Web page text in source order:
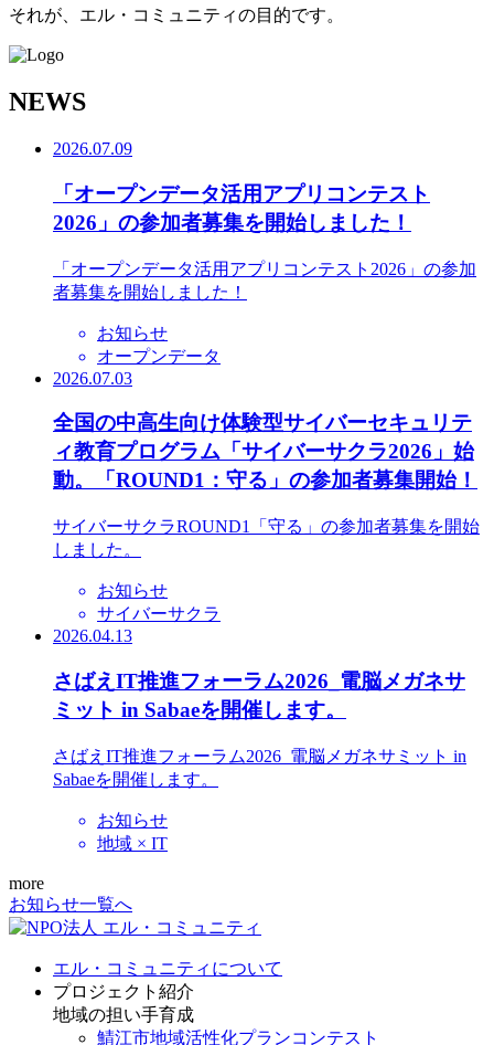
それが、エル・コミュニティの目的です。
NEWS
2026.07.09
「オープンデータ活用アプリコンテスト
2026」の参加者募集を開始しました！
「オープンデータ活用アプリコンテスト2026」の参加
者募集を開始しました！
お知らせ
オープンデータ
2026.07.03
全国の中高生向け体験型サイバーセキュリテ
ィ教育プログラム「サイバーサクラ2026」始
動。「ROUND1：守る」の参加者募集開始！
サイバーサクラROUND1「守る」の参加者募集を開始
しました。
お知らせ
サイバーサクラ
2026.04.13
さばえIT推進フォーラム2026_電脳メガネサ
ミット in Sabaeを開催します。
さばえIT推進フォーラム2026_電脳メガネサミット in
Sabaeを開催します。
お知らせ
地域 × IT
more
お知らせ一覧へ
エル・コミュニティについて
プロジェクト紹介
地域の担い手育成
鯖江市地域活性化プランコンテスト